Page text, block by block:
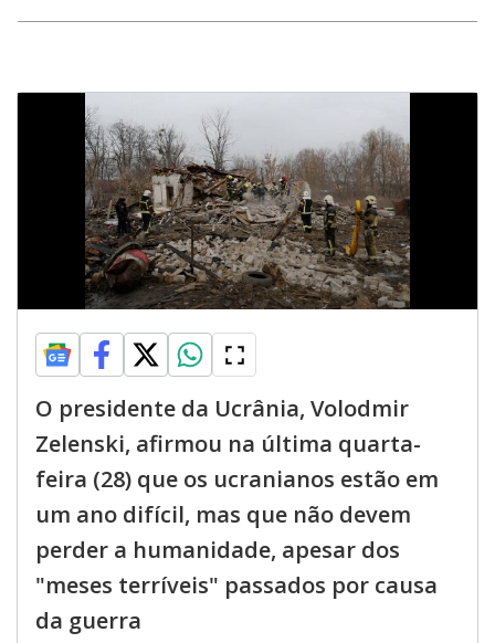
O presidente da Ucrânia, Volodmir
Zelenski, afirmou na última quarta-
feira (28) que os ucranianos estão em
um ano difícil, mas que não devem
perder a humanidade, apesar dos
"meses terríveis" passados por causa
da guerra